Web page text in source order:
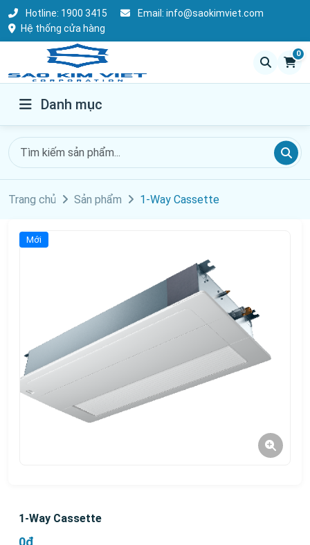
Hotline: 1900 3415 Email: info@saokimviet.com
Hệ thống cửa hàng
0
Danh mục
Trang chủ Sản phẩm 1-Way Cassette
Mới
1-Way Cassette
0₫